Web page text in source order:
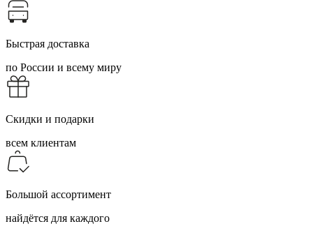
Быстрая доставка
по России и всему миру
Скидки и подарки
всем клиентам
Большой ассортимент
найдётся для каждого